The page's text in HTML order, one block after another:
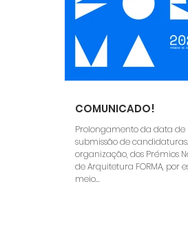
COMUNICADO!
Prolongamento da data de
submissão de candidaturas.
organização, dos Prémios
de Arquitetura FORMA, por
meio...